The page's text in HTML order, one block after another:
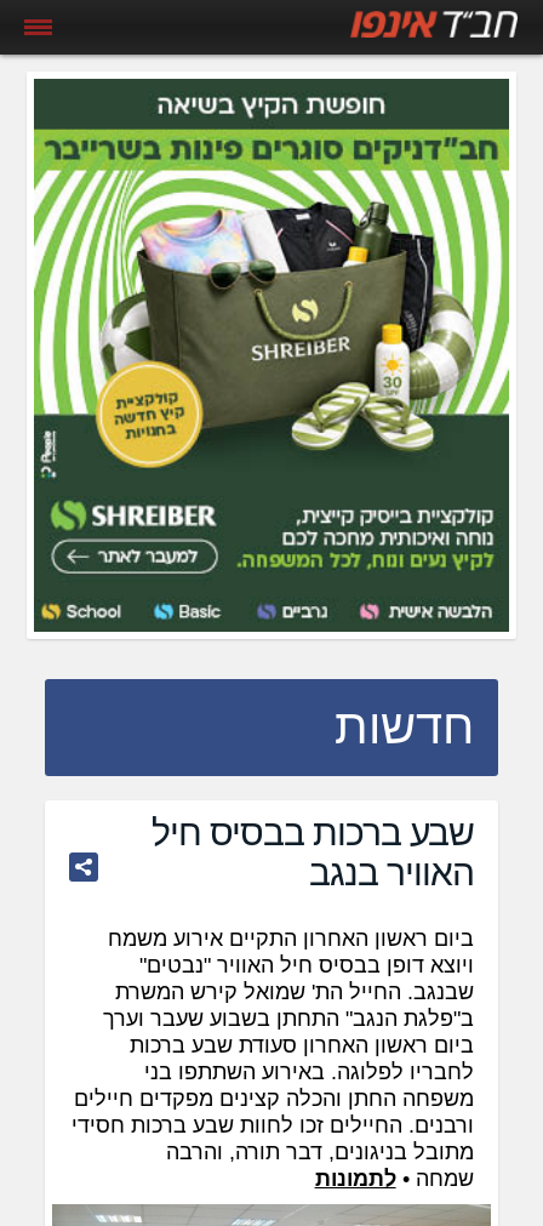
חדשות
שבע ברכות בבסיס חיל
האוויר בנגב
ביום ראשון האחרון התקיים אירוע משמח
ויוצא דופן בבסיס חיל האוויר "נבטים"
שבנגב. החייל הת' שמואל קירש המשרת
ב"פלגת הנגב" התחתן בשבוע שעבר וערך
ביום ראשון האחרון סעודת שבע ברכות
לחבריו לפלוגה. באירוע השתתפו בני
משפחה החתן והכלה קצינים מפקדים חיילים
ורבנים. החיילים זכו לחוות שבע ברכות חסידי
מתובל בניגונים, דבר תורה, והרבה
שמחה •לתמונות